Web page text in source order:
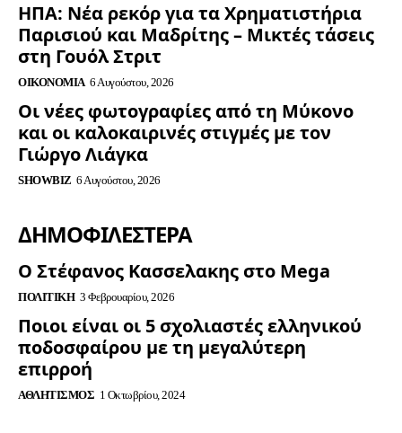
ΗΠΑ: Νέα ρεκόρ για τα Χρηματιστήρια
Παρισιού και Μαδρίτης – Μικτές τάσεις
στη Γουόλ Στριτ
ΟΙΚΟΝΟΜΊΑ 6 Αυγούστου, 2026
Οι νέες φωτογραφίες από τη Μύκονο
και οι καλοκαιρινές στιγμές με τον
Γιώργο Λιάγκα
SHOWBIZ 6 Αυγούστου, 2026
ΔΗΜΟΦΙΛΈΣΤΕΡΑ
Ο Στέφανος Κασσελακης στο Mega
ΠΟΛΙΤΙΚΉ 3 Φεβρουαρίου, 2026
Ποιοι είναι οι 5 σχολιαστές ελληνικού
ποδοσφαίρου με τη μεγαλύτερη
επιρροή
ΑΘΛΗΤΙΣΜΌΣ 1 Οκτωβρίου, 2024